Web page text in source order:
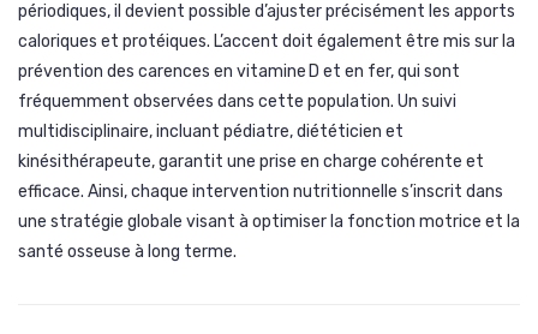
périodiques, il devient possible d’ajuster précisément les apports
caloriques et protéiques. L’accent doit également être mis sur la
prévention des carences en vitamine D et en fer, qui sont
fréquemment observées dans cette population. Un suivi
multidisciplinaire, incluant pédiatre, diététicien et
kinésithérapeute, garantit une prise en charge cohérente et
efficace. Ainsi, chaque intervention nutritionnelle s’inscrit dans
une stratégie globale visant à optimiser la fonction motrice et la
santé osseuse à long terme.